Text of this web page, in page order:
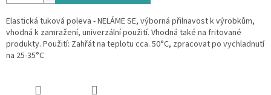
Elastická tuková poleva - NELÁME SE, výborná přilnavost k výrobkům,
vhodná k zamražení, univerzální použití. Vhodná také na fritované
produkty. Použití: Zahřát na teplotu cca. 50°C, zpracovat po vychladnutí
na 25-35°C